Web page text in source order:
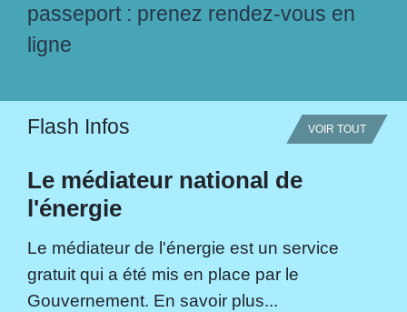
passeport : prenez rendez-vous en
ligne
Flash Infos VOIR TOUT
Le médiateur national de
l'énergie
Le médiateur de l'énergie est un service
gratuit qui a été mis en place par le
Gouvernement. En savoir plus...